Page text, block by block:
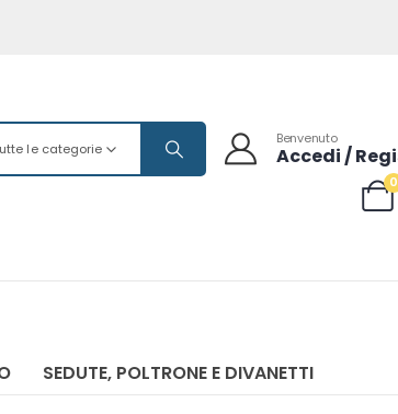
le categorie
Benvenuto
Accedi /
0
SEDUTE, POLTRONE E DIVANETTI